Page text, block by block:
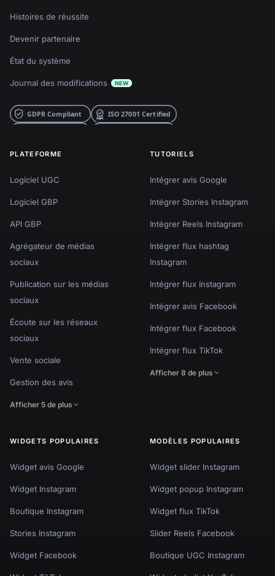
Histoires de réussite
Devenir partenaire
État du système
Journal des modifications NEW
PLATEFORME
Logiciel UGC
Logiciel GBP
API GBP
Agrégateur de médias
sociaux
Publication sur les médias
sociaux
Écoute sur les réseaux
sociaux
Vente sociale
Gestion des avis
Afficher 5 de plus
TUTORIELS
Intégrer avis Google
Intégrer Stories Instagram
Intégrer Reels Instagram
Intégrer flux hashtag
Instagram
Intégrer flux Instagram
Intégrer avis Facebook
Intégrer flux Facebook
Intégrer flux TikTok
Afficher 8 de plus
WIDGETS POPULAIRES
Widget avis Google
Widget Instagram
Boutique Instagram
Stories Instagram
Widget Facebook
MODÈLES POPULAIRES
Widget slider Instagram
Widget popup Instagram
Widget flux TikTok
Slider Reels Facebook
Boutique UGC Instagram